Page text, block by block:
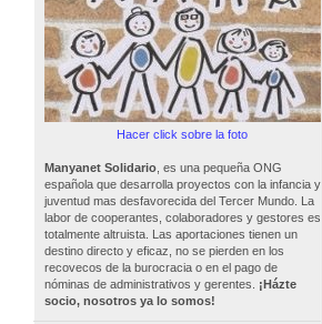
Hacer click sobre la foto
Manyanet Solidario, es una pequeña ONG
española que desarrolla proyectos con la infancia y
juventud mas desfavorecida del Tercer Mundo. La
labor de cooperantes, colaboradores y gestores es
totalmente altruista. Las aportaciones tienen un
destino directo y eficaz, no se pierden en los
recovecos de la burocracia o en el pago de
nóminas de administrativos y gerentes.
¡Házte
socio, nosotros ya lo somos!